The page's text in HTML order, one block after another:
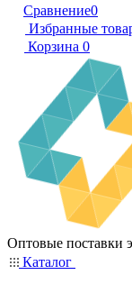
Сравнение0
Избранные
Корзина 0
Оптовые поставки
Каталог